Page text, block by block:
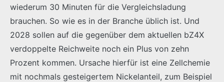
wiederum 30 Minuten für die Vergleichsladung
brauchen. So wie es in der Branche üblich ist. Und
2028 sollen auf die gegenüber dem aktuellen bZ4X
verdoppelte Reichweite noch ein Plus von zehn
Prozent kommen. Ursache hierfür ist eine Zellchemie
mit nochmals gesteigertem Nickelanteil, zum Beispiel